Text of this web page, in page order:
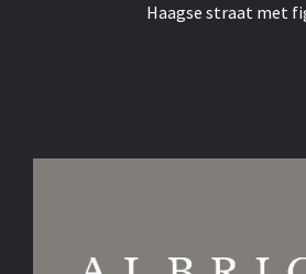
Haagse straat met